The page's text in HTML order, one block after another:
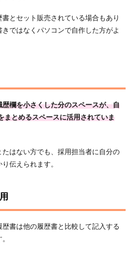
とセット販売されている場合もあり
ではなくパソコンで自作した方がよ
欄を小さくした分のスペースが、自
まとめるスペースに活用されていま
はない方でも、採用担当者に自分の
伝えられます。
書は他の履歴書と比較して記入する